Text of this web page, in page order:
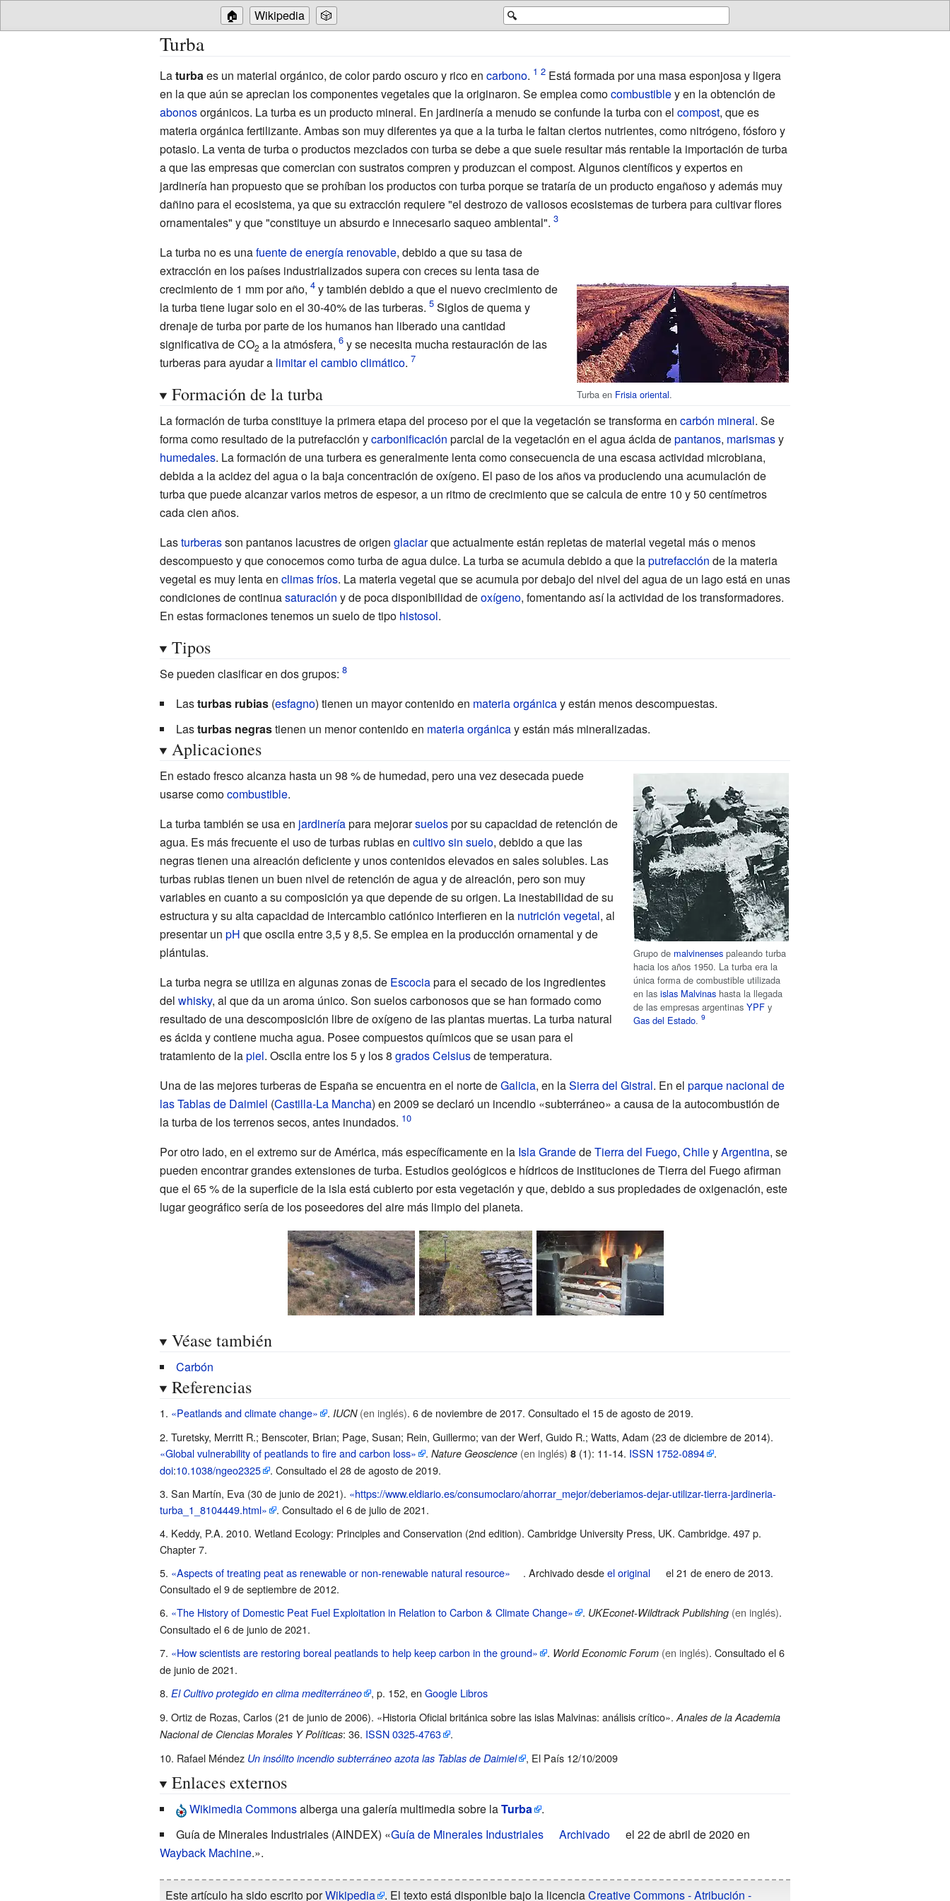
🔍
🏠 Wikipedia 🎲
Turba
Laturba es un material orgánico, de color pardo oscuro y rico en carbono.
Está formada por una masa esponjosa y ligera
en la que aún se aprecian los componentes vegetales que la originaron. Se emplea comocombustibley en la obtención de
abonosorgánicos. La turba es un producto mineral. En jardinería a menudo se confunde la turba con el compost, que es
materia orgánica fertilizante. Ambas son muy diferentes ya que a la turba le faltan ciertos nutrientes, como nitrógeno, fósforo y
potasio. La venta de turba o productos mezclados con turba se debe a que suele resultar más rentable la importación de turba
a que las empresas que comercian con sustratos compren y produzcan el compost. Algunos científicos y expertos en
jardinería han propuesto que se prohíban los productos con turba porque se trataría de un producto engañoso y además muy
dañino para el ecosistema, ya que su extracción requiere "el destrozo de valiosos ecosistemas de turbera para cultivar flores
ornamentales" y que "constituye un absurdo e innecesario saqueo ambiental".
Turba en Frisia oriental.
La turba no es unafuente de energía renovable, debido a que su tasa de
extracción en los países industrializados supera con creces su lenta tasa de
crecimiento de 1 mm por año, y también debido a que el nuevo crecimiento de
la turba tiene lugar solo en el 30-40% de las turberas. Siglos de quema y
drenaje de turba por parte de los humanos han liberado una cantidad
significativa deCO2 a la atmósfera, y se necesita mucha restauración de las
turberas para ayudar a limitar el cambio climático.
Formación de la turba
La formación de turba constituye la primera etapa del proceso por el que la vegetación se transforma en carbón mineral. Se
forma como resultado de la putrefacción ycarbonificación parcial de la vegetación en el agua ácida depantanos, marismasy
humedales. La formación de una turbera es generalmente lenta como consecuencia de una escasa actividad microbiana,
debida a la acidez del agua o la baja concentración de oxígeno. El paso de los años va produciendo una acumulación de
turba que puede alcanzar varios metros de espesor, a un ritmo de crecimiento que se calcula de entre 10 y 50 centímetros
cada cien años.
Lasturberasson pantanos lacustres de origen glaciarque actualmente están repletas de material vegetal más o menos
descompuesto y que conocemos como turba de agua dulce. La turba se acumula debido a que laputrefacción de la materia
vegetal es muy lenta en climas fríos. La materia vegetal que se acumula por debajo del nivel del agua de un lago está en unas
condiciones de continuasaturación y de poca disponibilidad deoxígeno, fomentando así la actividad de los transformadores.
En estas formaciones tenemos un suelo de tipo histosol.
Tipos
Se pueden clasificar en dos grupos:
Lasturbas rubias(esfagno) tienen un mayor contenido en materia orgánicay están menos descompuestas.
Lasturbas negrastienen un menor contenido en materia orgánicay están más mineralizadas.
Aplicaciones
Grupo de malvinenses paleando turba
hacia los años 1950. La turba era la
única forma de combustible utilizada
en lasislas Malvinas hasta la llegada
de las empresas argentinasYPF y
Gas del Estado.
En estado fresco alcanza hasta un 98 % de humedad, pero una vez desecada puede
usarse comocombustible.
La turba también se usa en jardineríapara mejorarsuelospor su capacidad de retención de
agua. Es más frecuente el uso de turbas rubias en cultivo sin suelo, debido a que las
negras tienen una aireación deficiente y unos contenidos elevados en sales solubles. Las
turbas rubias tienen un buen nivel de retención de agua y de aireación, pero son muy
variables en cuanto a su composición ya que depende de su origen. La inestabilidad de su
estructura y su alta capacidad de intercambio catiónico interfieren en la nutrición vegetal, al
presentar un pH que oscila entre 3,5 y 8,5. Se emplea en la producción ornamental y de
plántulas.
La turba negra se utiliza en algunas zonas de Escociapara el secado de los ingredientes
del whisky, al que da un aroma único. Son suelos carbonosos que se han formado como
resultado de una descomposición libre de oxígeno de las plantas muertas. La turba natural
es ácida y contiene mucha agua. Posee compuestos químicos que se usan para el
tratamiento de lapiel. Oscila entre los 5 y los 8 grados Celsiusde temperatura.
Una de las mejores turberas de España se encuentra en el norte deGalicia, en laSierra del Gistral. En el parque nacional de
las Tablas de Daimiel (Castilla-La Mancha) en 2009 se declaró un incendio «subterráneo» a causa de la autocombustión de
la turba de los terrenos secos, antes inundados.
Por otro lado, en el extremo sur de América, más específicamente en la Isla GrandedeTierra del Fuego, ChileyArgentina, se
pueden encontrar grandes extensiones de turba. Estudios geológicos e hídricos de instituciones de Tierra del Fuego afirman
que el 65% de la superficie de la isla está cubierto por esta vegetación y que, debido a sus propiedades de oxigenación, este
lugar geográfico sería de los poseedores del aire más limpio del planeta.
Véase también
Carbón
Referencias
«Peatlands and climate change» . IUCN (en inglés). 6 de noviembre de 2017. Consultado el 15 de agosto de 2019.
Turetsky, Merritt R.; Benscoter, Brian; Page, Susan; Rein, Guillermo; van der Werf, Guido R.; Watts, Adam (23 de diciembre de 2014).
«Global vulnerability of peatlands to fire and carbon loss»
. Nature Geoscience (en inglés) 8(1): 11-14. ISSN 1752-0894
.
doi:10.1038/ngeo2325 . Consultado el 28 de agosto de 2019.
San Martín, Eva (30 de junio de 2021). «https://www.eldiario.es/consumoclaro/ahorrar_mejor/deberiamos-dejar-utilizar-tierra-jardineria-
turba_1_8104449.html»
. Consultado el 6 de julio de 2021.
Keddy, P.A. 2010. Wetland Ecology: Principles and Conservation (2nd edition). Cambridge University Press, UK. Cambridge. 497 p.
Chapter 7.
«Aspects of treating peat as renewable or non-renewable natural resource»
. Archivado desdeel original el 21 de enero de 2013.
Consultado el 9 de septiembre de 2012.
«The History of Domestic Peat Fuel Exploitation in Relation to Carbon & Climate Change»
. UKEconet-Wildtrack Publishing (en inglés).
Consultado el 6 de junio de 2021.
«How scientists are restoring boreal peatlands to help keep carbon in the ground»
. World Economic Forum (en inglés). Consultado el 6
de junio de 2021.
El Cultivo protegido en clima mediterráneo , p. 152, en Google Libros
Ortiz de Rozas, Carlos (21 de junio de 2006). «Historia Oficial británica sobre las islas Malvinas: análisis crítico». Anales de la Academia
Nacional de Ciencias Morales Y Políticas: 36. ISSN 0325-4763
.
Rafael Méndez Un insólito incendio subterráneo azota las Tablas de Daimiel , El País 12/10/2009
Enlaces externos
Wikimedia Commonsalberga una galería multimedia sobre laTurba .
Guía de Minerales Industriales (AINDEX) «Guía de Minerales Industriales Archivado
el 22 de abril de 2020 en
Wayback Machine.».
Este artículo ha sido escrito porWikipedia . El texto está disponible bajo la licenciaCreative Commons - Atribución -